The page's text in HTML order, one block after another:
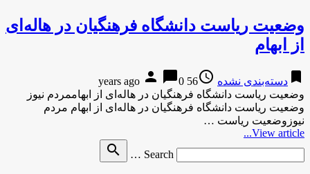
وضعیت ریاست دانشگاه فرهنگیان در هاله‌ای
از ابهام
bookmark دسته‌بندی نشده access_time
56 years ago
person chat_bubble0
وضعیت ریاست دانشگاه فرهنگیان در هاله‌ای از ابهاممردم نیوز
وضعیت ریاست دانشگاه فرهنگیان در هاله‌ای از ابهام مردم
نیوزوضعیت ریاست …
View article...
Search …
search